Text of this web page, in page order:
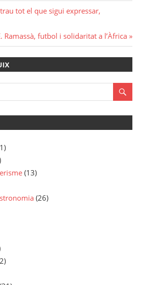
tot el que sigui expressar,
Ramassà, futbol i solidaritat a l’Àfrica
(13)
(26)